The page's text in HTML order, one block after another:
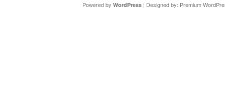
Powered by WordPress| Designed by: Premium